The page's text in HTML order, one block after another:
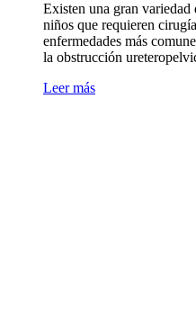
Existen una gran
niños que requieren
enfermedades más
la obstrucción
Leer más